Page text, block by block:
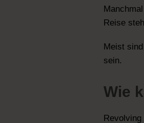
Reise
Meist
sein.
Wie